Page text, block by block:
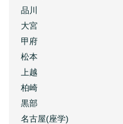
品川
大宮
甲府
松本
上越
柏崎
黒部
名古屋(座学)